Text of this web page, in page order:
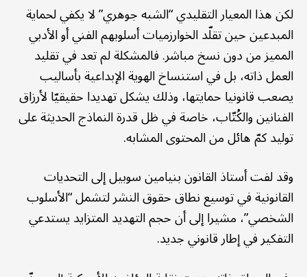
لكن هذا المعيار التقليدي “الشبه جوهري” لا يكفي لحماية
المبدعين حين تقلّد الخوارزميات أسلوبهم الفني أو الأدبي
المميز من دون نسخ مباشر. فالمشكلة لم تعد في تقليد
العمل ذاته، بل في استنساخ الهوية الإبداعية بأساليب
يصعب قانونيا حمايتها، وذلك يشكل تهديدا حقيقيّا لأرزاق
الفنانين والكُتّاب، خاصة في ظل قدرة النماذج الحديثة على
توليد كمّ هائل من المحتوى المشابه.
وقد لفت أستاذ القانون بنيامين سوبيل إلى التحديات
القانونية في توسيع نطاق حقوق النشر لتشمل “الأسلوب
الشخصي”، مشيرا إلى أن حجم التهديد المتزايد يستدعي
التفكير في إطار قانوني جديد.